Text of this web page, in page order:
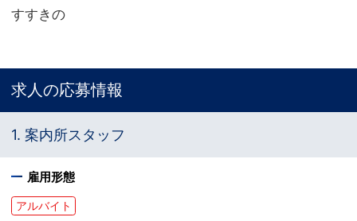
すすきの
求人の応募情報
1. 案内所スタッフ
雇用形態
アルバイト